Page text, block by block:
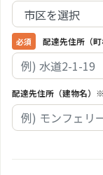
配達先住所（町
配達先住所（建物名）